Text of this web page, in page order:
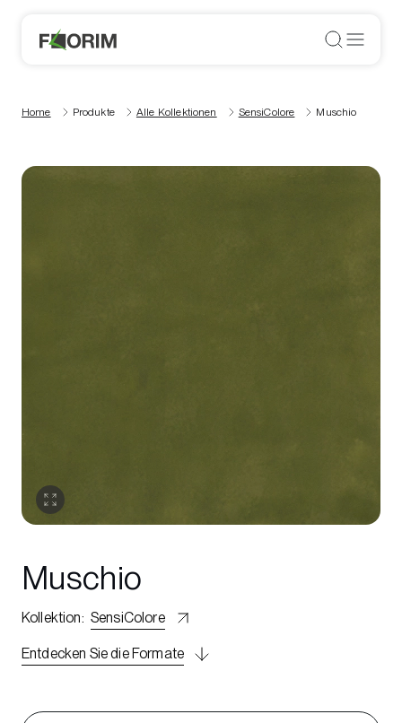
Home Produkte Alle Kollektionen SensiColore Muschio
Muschio
Kollektion: SensiColore
Entdecken Sie die Formate